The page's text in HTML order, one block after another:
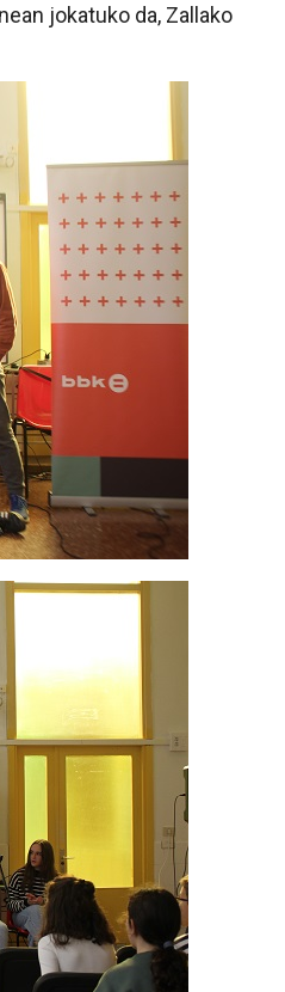
jokatuko da, Zallako